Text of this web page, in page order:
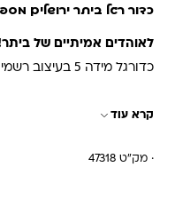
כדור רגל ביתר ירושלים מספר 5 | מוצר רשמי של
לאוהדים אמיתיים של
כדורגל מידה 5
לאוהדי הקבוצה.
קרא עוד
· מק"ט 47318